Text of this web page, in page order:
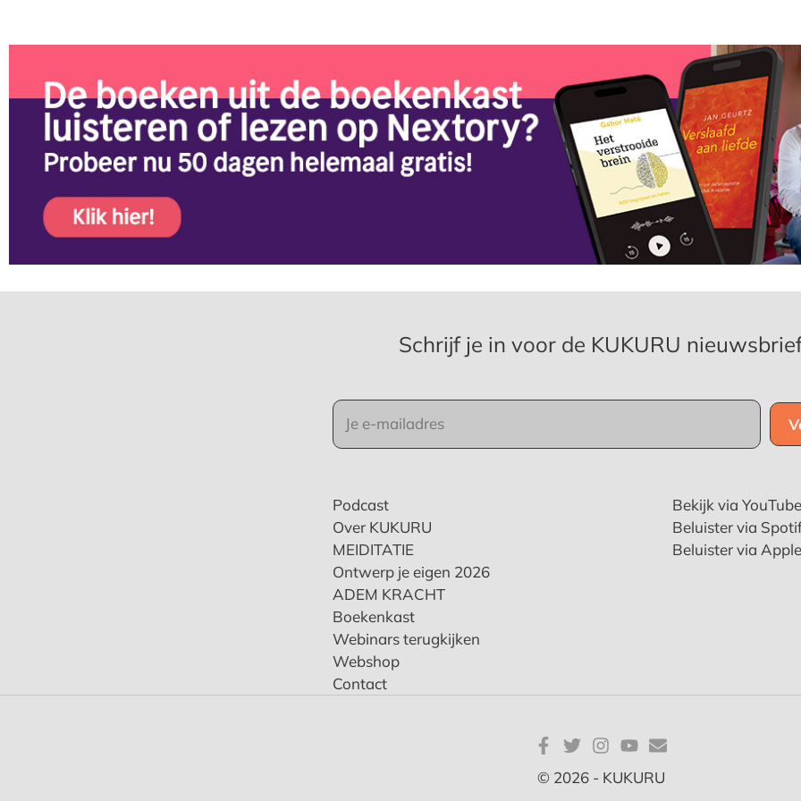
Podcast
Over KUKURU
MEIDITATIE
Ontwerp je eigen 2026
ADEM KRACHT
Boekenkast
Webinars terugkijken
Webshop
Contact
Bekijk via YouTube
Beluister via
Beluister via
Schrijf je in voor de KUKURU
© 2026 - KUKURU